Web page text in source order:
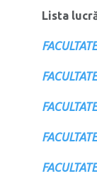
Lista